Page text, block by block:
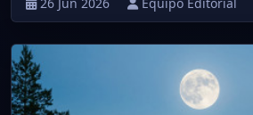
26 Jun 2026 Equipo Editorial